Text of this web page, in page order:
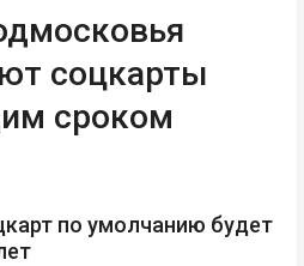
соцкарты
сроком
по умолчанию будет